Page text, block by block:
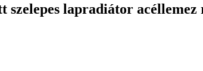
szelepes lapradiátor